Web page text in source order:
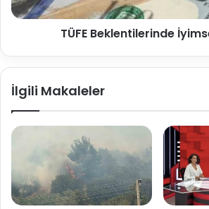
TÜFE Beklentilerinde
İlgili Makaleler